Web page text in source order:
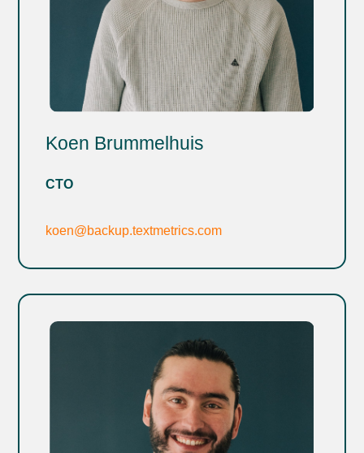
Koen Brummelhuis
CTO
koen@backup.textmetrics.com